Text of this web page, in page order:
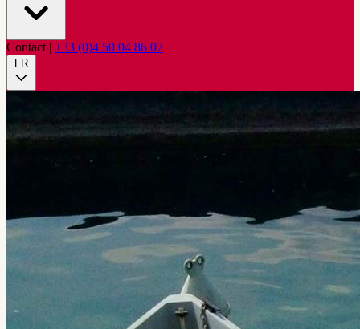
Contact | +33 (0)4 50 04 86 07
FR